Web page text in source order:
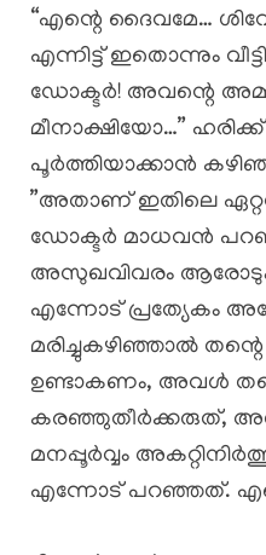
“എന്റെ ദൈവമേ…
എന്നിട്ട് ഇതൊന്നും
ഡോക്ടർ! അവന്റെ
മീനാക്ഷിയോ…”
പൂർത്തിയാക്കാൻ
​”അതാണ് ഇതിലെ
ഡോക്ടർ മാധവൻ
അസുഖവിവരം
എന്നോട് പ്രത്യേകം
മരിച്ചുകഴിഞ്ഞാൽ തന്റെ
ഉണ്ടാകണം, അവൾ
കരഞ്ഞുതീർക്കരുത്,
മനപ്പൂർവ്വം
എന്നോട് പറഞ്ഞത്.